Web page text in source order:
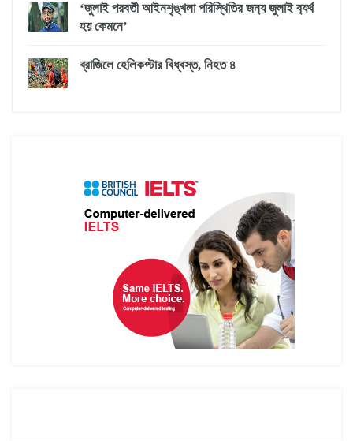
‘জুলাই পরবর্তী আইনশৃঙ্খলা পরিস্থিতির জন‍্য জুলাই ব‍্যর্থ
হয় কেমনে’
ব্রাজিলে হেলিকপ্টার বিধ্বস্ত, নিহত ৪